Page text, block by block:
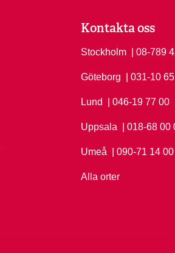
Kontakta oss
Stockholm Ring
| 08-789
Göteborg Ring
| 031-10
Lund Ring Lund på
| 046-19 77 00
Uppsala Ring
| 018-68 00
Umeå Ring Umeå på
| 090-71 14 00
Alla orter